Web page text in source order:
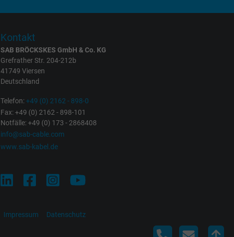
Kontakt
SAB BRÖCKSKES GmbH & Co. KG
Grefrather Str. 204-212b
41749 Viersen
Deutschland
Telefon:+49 (0) 2162 - 898-0
Fax: +49 (0) 2162 - 898-101
Notfälle: +49 (0) 173 - 2868408
info@sab-cable.com
www.sab-kabel.de
Impressum Datenschutz